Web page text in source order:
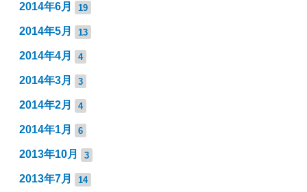
2014年6月 19
2014年5月 13
2014年4月 4
2014年3月 3
2014年2月 4
2014年1月 6
2013年10月 3
2013年7月 14